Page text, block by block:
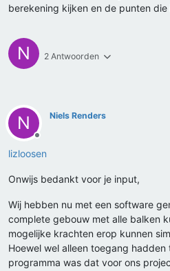
berekening kijken en de punten die
N 2 Antwoorden
N
Offline
Niels Renders
lizloosen
Onwijs bedankt voor je input,
Wij hebben nu met een software
complete gebouw met alle balken
mogelijke krachten erop kunnen
Hoewel wel alleen toegang
programma was dat voor ons